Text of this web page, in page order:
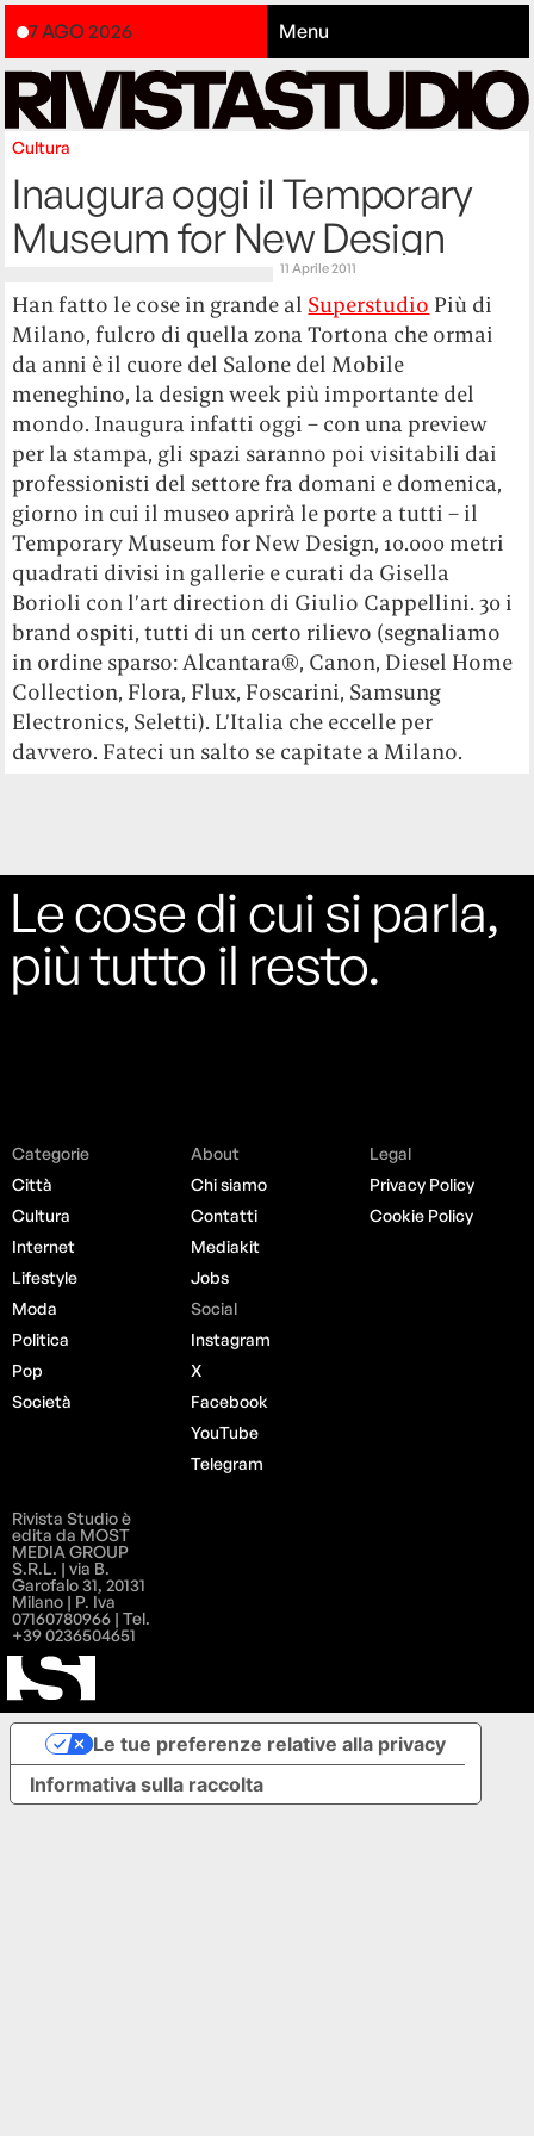
7 AGO 2026 Menu
Cultura
Inaugura oggi il Temporary
Museum for New Design
11 Aprile 2011
Han fatto le cose in grande al Superstudio Più di
Milano, fulcro di quella zona Tortona che ormai
da anni è il cuore del Salone del Mobile
meneghino, la design week più importante del
mondo. Inaugura infatti oggi – con una preview
per la stampa, gli spazi saranno poi visitabili dai
professionisti del settore fra domani e domenica,
giorno in cui il museo aprirà le porte a tutti – il
Temporary Museum for New Design, 10.000 metri
quadrati divisi in gallerie e curati da Gisella
Borioli con l’art direction di Giulio Cappellini. 30 i
brand ospiti, tutti di un certo rilievo (segnaliamo
in ordine sparso: Alcantara®, Canon, Diesel Home
Collection, Flora, Flux, Foscarini, Samsung
Electronics, Seletti). L’Italia che eccelle per
davvero. Fateci un salto se capitate a Milano.
Le cose di cui si parla,
più tutto il resto.
Categorie
Città
Cultura
Internet
Lifestyle
Moda
Politica
Pop
Società
About
Chi siamo
Contatti
Mediakit
Jobs
Social
Instagram
X
Facebook
YouTube
Telegram
Legal
Privacy Policy
Cookie Policy
Rivista Studio è
edita da MOST
MEDIA GROUP
S.R.L. | via B.
Garofalo 31, 20131
Milano | P. Iva
07160780966 | Tel.
+39 0236504651
Informativa sulla raccolta
Le tue preferenze relative alla privacy